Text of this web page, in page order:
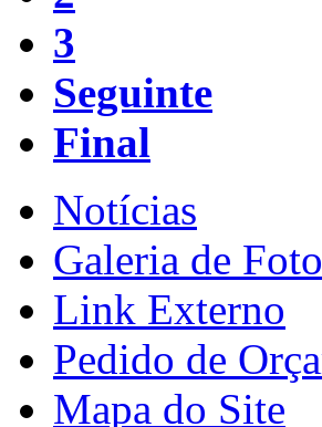
3
Seguinte
Final
Notícias
Galeria de
Link Externo
Pedido de
Mapa do Site